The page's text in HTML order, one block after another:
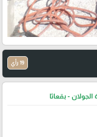
19 رأي
- بقعاثا